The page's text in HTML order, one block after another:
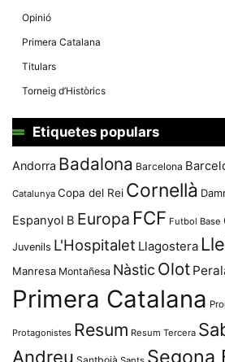
Opinió
Primera Catalana
Titulars
Torneig d’Històrics
Etiquetes populars
Andorra Badalona Barcelona
Catalunya Copa del Rei Cornellà
Espanyol B Europa FCF Futbol Base
Juvenils L'Hospitalet Llagostera
Manresa Montañesa Nàstic Olot
Primera Catalana
Protagonistes Resum Resum Tercera
Andreu
Segona